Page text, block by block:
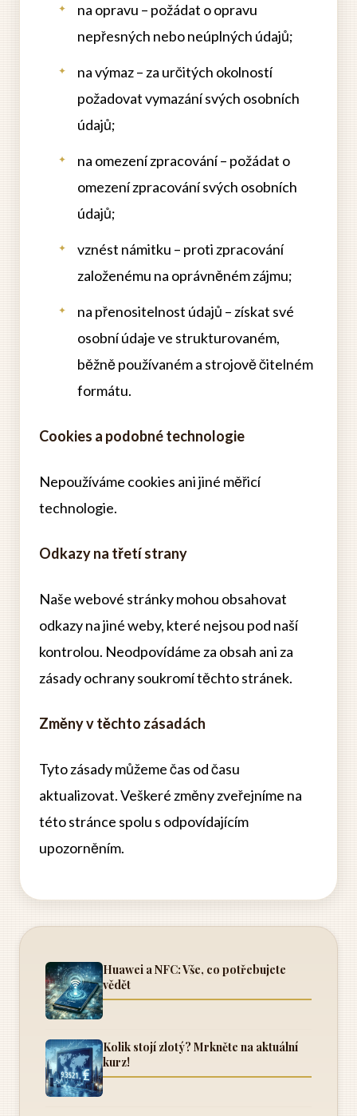
na opravu – požádat o opravu
nepřesných nebo neúplných údajů;
na výmaz – za určitých okolností
požadovat vymazání svých osobních
údajů;
na omezení zpracování – požádat o
omezení zpracování svých osobních
údajů;
vznést námitku – proti zpracování
založenému na oprávněném zájmu;
na přenositelnost údajů – získat své
osobní údaje ve strukturovaném,
běžně používaném a strojově čitelném
formátu.
Cookies a podobné technologie
Nepoužíváme cookies ani jiné měřicí
technologie.
Odkazy na třetí strany
Naše webové stránky mohou obsahovat
odkazy na jiné weby, které nejsou pod naší
kontrolou. Neodpovídáme za obsah ani za
zásady ochrany soukromí těchto stránek.
Změny v těchto zásadách
Tyto zásady můžeme čas od času
aktualizovat. Veškeré změny zveřejníme na
této stránce spolu s odpovídajícím
upozorněním.
Huawei a NFC: Vše, co potřebujete
vědět
Kolik stojí zlotý? Mrkněte na aktuální
kurz!